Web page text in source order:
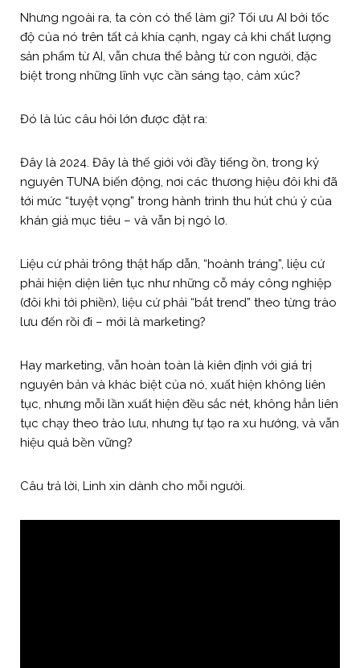
Nhưng ngoài ra, ta còn có thể làm gì? Tối ưu AI bởi tốc
độ của nó trên tất cả khía cạnh, ngay cả khi chất lượng
sản phẩm từ AI, vẫn chưa thể bằng từ con người, đặc
biệt trong những lĩnh vực cần sáng tạo, cảm xúc?
Đó là lúc câu hỏi lớn được đặt ra:
Đây là 2024. Đây là thế giới với đầy tiếng ồn, trong kỷ
nguyên TUNA biến động, nơi các thương hiệu đôi khi đã
tới mức “tuyệt vọng” trong hành trình thu hút chú ý của
khán giả mục tiêu – và vẫn bị ngó lơ.
Liệu cứ phải trông thật hấp dẫn, “hoành tráng”, liệu cứ
phải hiện diện liên tục như những cỗ máy công nghiệp
(đôi khi tới phiền), liệu cứ phải “bắt trend” theo từng trào
lưu đến rồi đi – mới là marketing?
Hay marketing, vẫn hoàn toàn là kiên định với giá trị
nguyên bản và khác biệt của nó, xuất hiện không liên
tục, nhưng mỗi lần xuất hiện đều sắc nét, không hẳn liên
tục chạy theo trào lưu, nhưng tự tạo ra xu hướng, và vẫn
hiệu quả bền vững?
Câu trả lời, Linh xin dành cho mỗi người.